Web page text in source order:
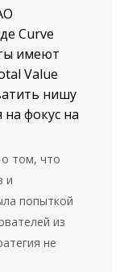
Curve
имеют
Value
нишу
фокус на
о том, что
и
попыткой
из
не